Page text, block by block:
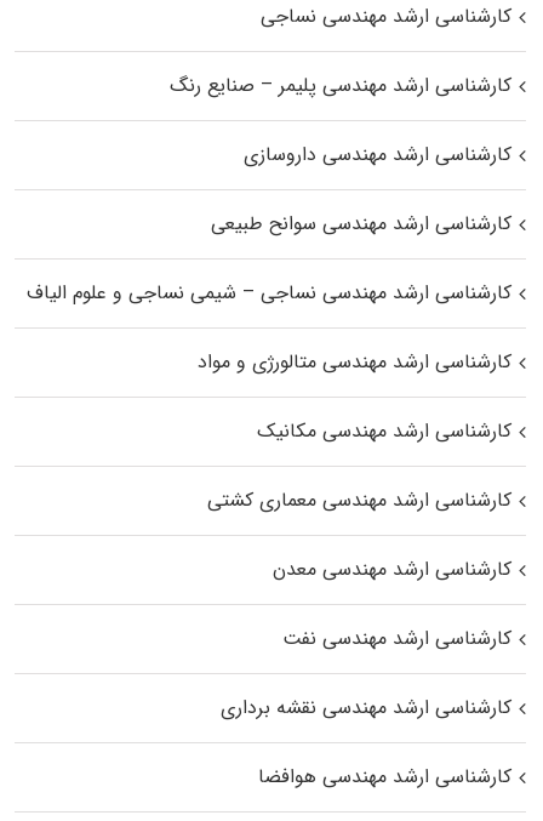
کارشناسی ارشد مهندسی نساجی
کارشناسی ارشد مهندسی پلیمر – صنایع رنگ
کارشناسی ارشد مهندسی داروسازی
کارشناسی ارشد مهندسی سوانح طبیعی
کارشناسی ارشد مهندسی نساجی – شیمی نساجی و علوم الیاف
کارشناسی ارشد مهندسی متالورژی و مواد
کارشناسی ارشد مهندسی مکانیک
کارشناسی ارشد مهندسی معماری کشتی
کارشناسی ارشد مهندسی معدن
کارشناسی ارشد مهندسی نفت
کارشناسی ارشد مهندسی نقشه برداری
کارشناسی ارشد مهندسی هوافضا